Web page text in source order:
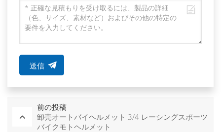
送信
前の投稿
卸売オートバイヘルメット 3/4 レーシングスポーツ
バイクモトヘルメット